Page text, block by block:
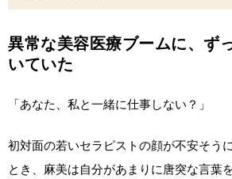
異常な美容医療ブームに、ず
いていた
「あなた、私と一緒に仕事しない？」
初対面の若いセラピストの顔が不安そう
とき、麻美は自分があまりに唐突な言葉